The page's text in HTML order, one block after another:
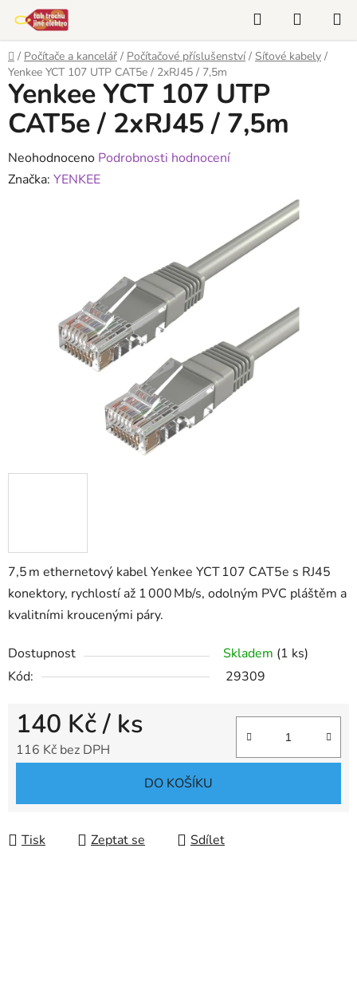
obsah
Hledat
KOŠÍK
Domů
/ Počítače a kancelář / Počítačové příslušenství / Síťové kabely /
Yenkee YCT 107 UTP CAT5e / 2xRJ45 / 7,5m
7,5 m ethernetový kabel Yenkee YCT 107 CAT5e s RJ45
konektory, rychlostí až 1 000 Mb/s, odolným PVC pláštěm a
kvalitními kroucenými páry.
Dostupnost Skladem (1 ks)
Kód:
29309
140 Kč/ ks
116 Kč bez DPH
DO KOŠÍKU
Tisk Zeptat se Sdílet
Yenkee YCT 107 UTP
CAT5e / 2xRJ45 / 7,5m
Průměrné
hodnocení
Neohodnoceno Podrobnosti hodnocení
Značka: YENKEE